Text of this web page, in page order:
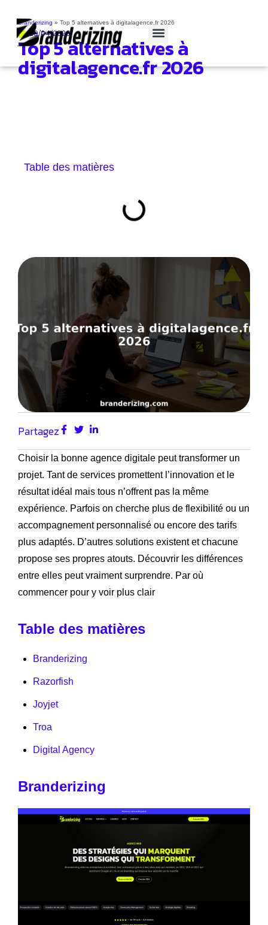
Branderizing » Top 5 alternatives à digitalagence.fr 2026
29/04/2026
Top 5 alternatives à
digitalagence.fr 2026
Table des matières
Partagez
Choisir la bonne agence digitale peut transformer un
projet. Tant de services promettent l’innovation et le
résultat idéal mais tous n’offrent pas la même
expérience. Parfois on cherche plus de flexibilité ou un
accompagnement personnalisé ou encore des tarifs
plus adaptés. D’autres solutions existent et chacune
propose ses propres atouts. Découvrir les différences
entre elles peut vraiment surprendre. Par où
commencer pour y voir plus clair
Table des matières
Branderizing
Razorfish
Joyjet
Troa
Digital Agency
Branderizing